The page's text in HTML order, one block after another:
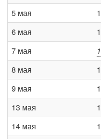
5 мая
6 мая
7 мая
8 мая
9 мая
13 мая
14 мая